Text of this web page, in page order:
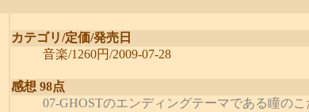
カテゴリ/定価/発売日
音楽/1260円/2009-07-28
感想 98点
07-GHOSTのエンディングテーマである瞳の